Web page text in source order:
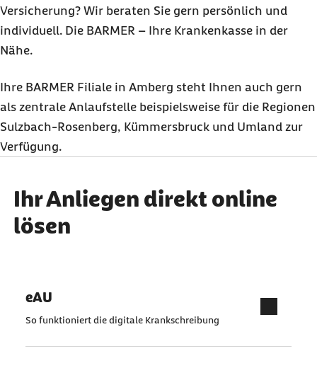
Versicherung? Wir beraten Sie gern persönlich und
individuell. Die BARMER – Ihre Krankenkasse in der
Nähe.
Ihre BARMER Filiale in Amberg steht Ihnen auch gern
als zentrale Anlaufstelle beispielsweise für die Regionen
Sulzbach-Rosenberg, Kümmersbruck und Umland zur
Verfügung.
Ihr Anliegen direkt online
lösen
eAU
So funktioniert die digitale Krankschreibung